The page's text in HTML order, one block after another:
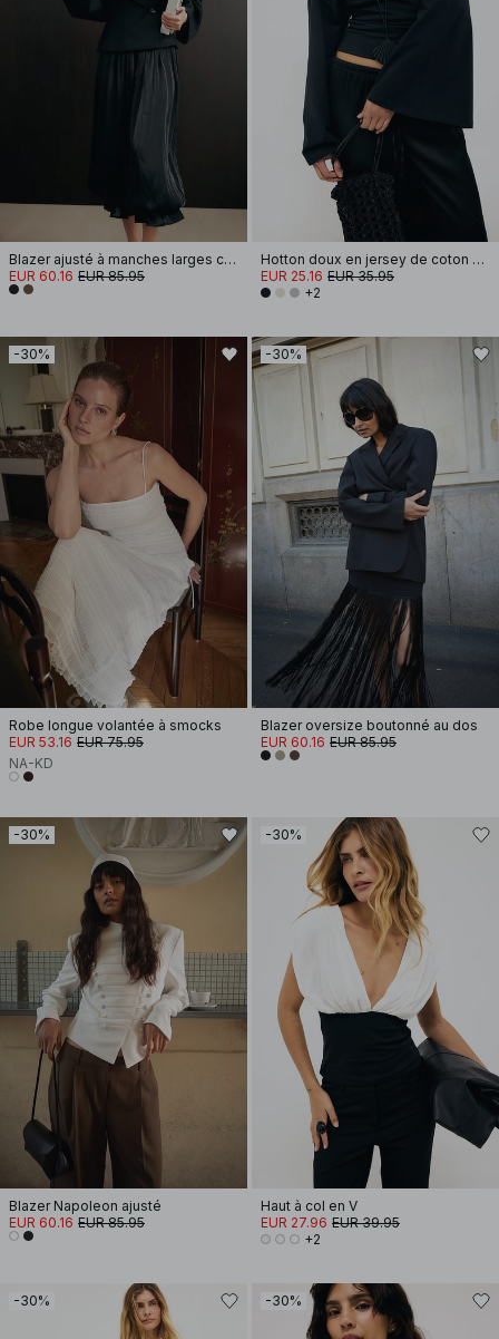
Blazer ajusté à manches larges courtes
EUR 60.16 EUR 85.95
Hotton doux en jersey de coton à manches larges
EUR 25.16 EUR 35.95
+2
-30%
Robe longue volantée à smocks
EUR 53.16 EUR 75.95
NA-KD
-30%
Blazer oversize boutonné au dos
EUR 60.16 EUR 85.95
-30%
Blazer Napoleon ajusté
EUR 60.16 EUR 85.95
-30%
Haut à col en V
EUR 27.96 EUR 39.95
+2
-30% -30%